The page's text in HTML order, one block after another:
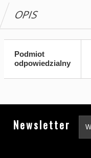
OPIS
Podmiot
odpowiedzialny
Newsletter